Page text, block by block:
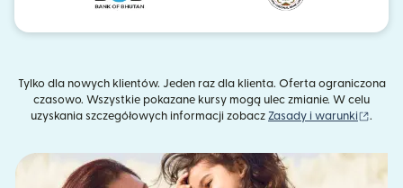
Tylko dla nowych klientów. Jeden raz dla klienta. Oferta ograniczona
czasowo. Wszystkie pokazane kursy mogą ulec zmianie. W celu
uzyskania szczegółowych informacji zobacz Zasady i warunki .